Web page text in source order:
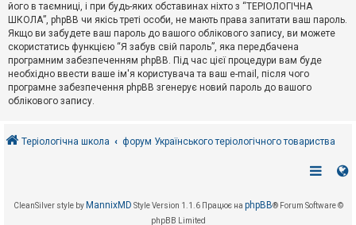
його в таємниці, і при будь-яких обставинах ніхто з “ТЕРІОЛОГІЧНА
ШКОЛА”, phpBB чи якісь треті особи, не мають права запитати ваш пароль.
Якщо ви забудете ваш пароль до вашого облікового запису, ви можете
скористатись функцією “Я забув свій пароль”, яка передбачена
програмним забезпеченням phpBB. Під час цієї процедури вам буде
необхідно ввести ваше ім'я користувача та ваш e-mail, після чого
програмне забезпечення phpBB згенерує новий пароль до вашого
облікового запису.
Теріологічна школа форум Українського теріологічного товариства
CleanSilver style by MannixMD Style Version 1.1.6 Працює на phpBB® Forum Software ©
phpBB Limited